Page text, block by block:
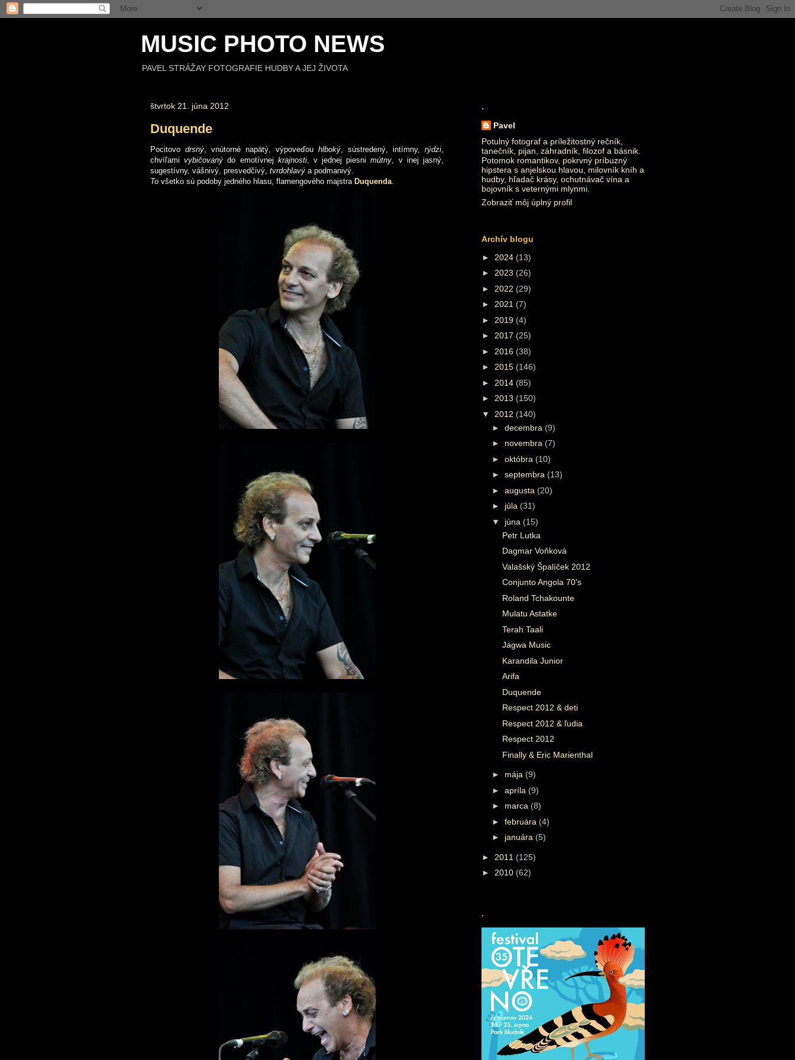
MUSIC PHOTO NEWS
PAVEL STRÁŽAY FOTOGRAFIE HUDBY A JEJ ŽIVOTA
štvrtok 21. júna 2012
Duquende
Pocitovo drsný, vnútorné napätý, výpoveďou hlboký, sústredený, intímny, rýdzi,
chvíľamivybičovaný do emotívnej krajnosti, v jednej piesnimútny, v inej jasný,
sugestívny, vášnivý, presvedčivý, tvrdohlavý a podmanivý.
To všetko sú podoby jedného hlasu, flamengového majstra Duquenda.
.
Pavel
Potulný fotograf a príležitostný rečník,
tanečník, pijan, záhradník, filozof a básnik.
Potomok romantikov, pokrvný príbuzný
hipstera s anjelskou hlavou, milovník kníh a
hudby, hľadač krásy, ochutnávač vína a
bojovník s veternými mlynmi.
Zobraziť môj úplný profil
Archív blogu
► 2024 (13)
► 2023 (26)
► 2022 (29)
► 2021 (7)
► 2019 (4)
► 2017 (25)
► 2016 (38)
► 2015 (146)
► 2014 (85)
► 2013 (150)
▼ 2012 (140)
► decembra (9)
► novembra (7)
► októbra (10)
► septembra (13)
► augusta (20)
► júla (31)
▼ júna (15)
Petr Lutka
Dagmar Voňková
Valašský Špalíček 2012
Conjunto Angola 70's
Roland Tchakounte
Mulatu Astatke
Terah Taali
Jagwa Music
Karandila Junior
Arifa
Duquende
Respect 2012 & deti
Respect 2012 & ľudia
Respect 2012
Finally & Eric Marienthal
► mája (9)
► apríla (9)
► marca (8)
► februára (4)
► januára (5)
► 2011 (125)
► 2010 (62)
.